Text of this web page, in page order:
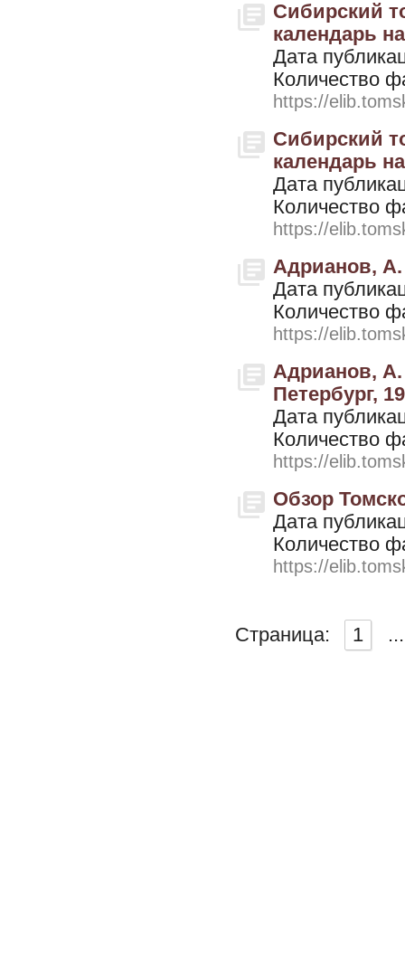
Сибирский
календарь
Дата
Количество
https://
Сибирский
календарь
Дата
Количество
https://
Адрианов, А.
Дата
Количество
https://
Адрианов, А.
Петербург,
Дата
Количество
https://
Обзор
Дата
Количество
https://
Страница: 1 ...